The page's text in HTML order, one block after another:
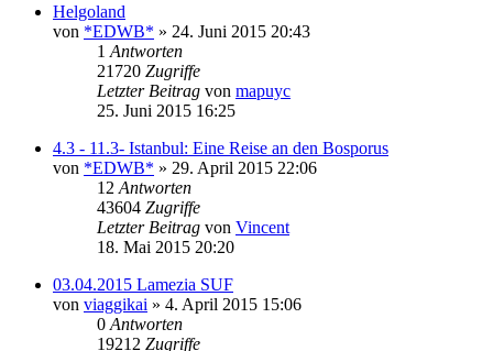
Helgoland
von *EDWB* » 24. Juni 2015 20:43
1 Antworten
21720 Zugriffe
Letzter Beitrag von mapuyc
25. Juni 2015 16:25
4.3 - 11.3- Istanbul: Eine Reise an den Bosporus
von *EDWB* » 29. April 2015 22:06
12 Antworten
43604 Zugriffe
Letzter Beitrag von Vincent
18. Mai 2015 20:20
03.04.2015 Lamezia SUF
von viaggikai » 4. April 2015 15:06
0 Antworten
19212 Zugriffe